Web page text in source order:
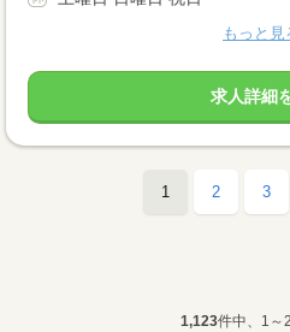
もっと見
求人詳細
1 2 3
1,123件中、1～